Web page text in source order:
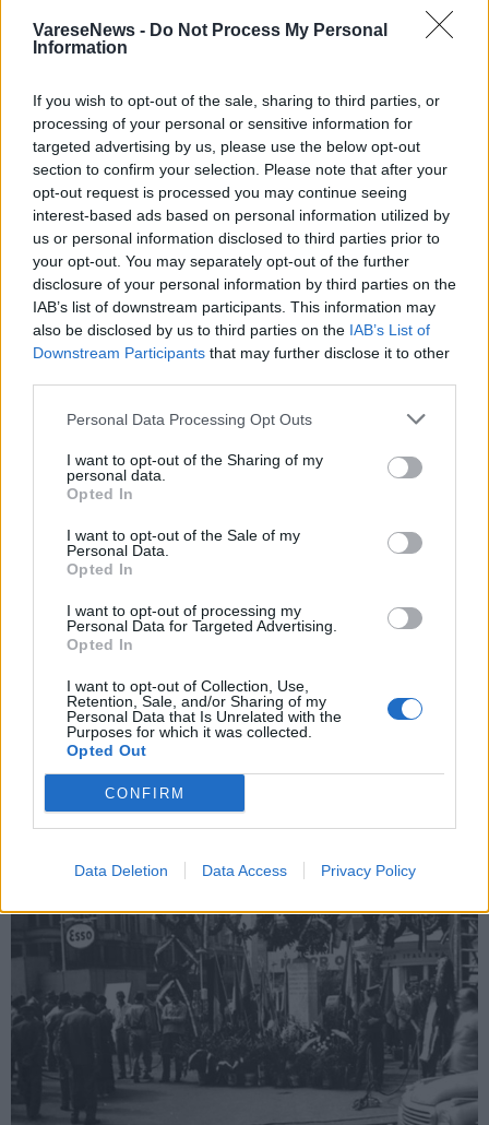
VareseNews - Do Not Process My Personal
Information
If you wish to opt-out of the sale, sharing to third parties, or
processing of your personal or sensitive information for
targeted advertising by us, please use the below opt-out
section to confirm your selection. Please note that after your
opt-out request is processed you may continue seeing
interest-based ads based on personal information utilized by
us or personal information disclosed to third parties prior to
your opt-out. You may separately opt-out of the further
disclosure of your personal information by third parties on the
IAB’s list of downstream participants. This information may
also be disclosed by us to third parties on the IAB’s List of
Downstream Participants that may further disclose it to other
Personal Data Processing Opt Outs
I want to opt-out of the Sharing of my
personal data.
Opted In
I want to opt-out of the Sale of my
Personal Data.
Opted In
I want to opt-out of processing my
Personal Data for Targeted Advertising.
Opted In
I want to opt-out of Collection, Use,
Retention, Sale, and/or Sharing of my
Personal Data that Is Unrelated with the
Purposes for which it was collected.
Opted Out
CONFIRM
Data Deletion Data Access Privacy Policy
MILANO
A Milano tre nuove strade dedicate a
Cingolani, Zampori e Marchelli
Il treno in Lombardia vale 3,26 milioni di
euro. Ed evita 275mila tonnellate di
emissioni di CO2